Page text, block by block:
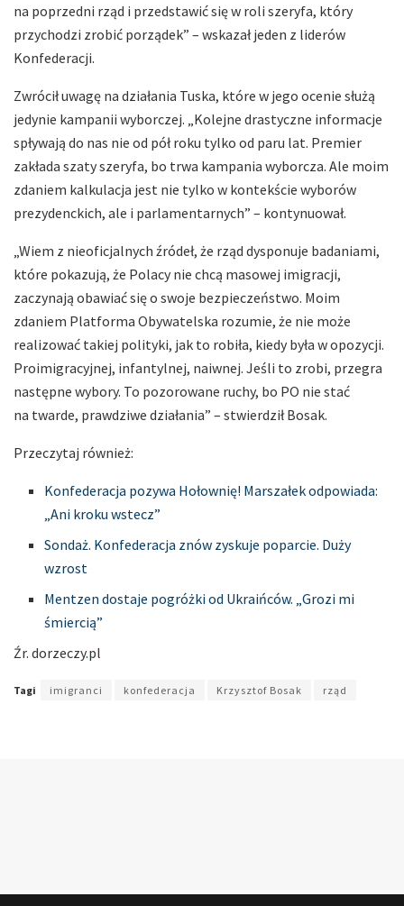
na poprzedni rząd i przedstawić się w roli szeryfa, który
przychodzi zrobić porządek” – wskazał jeden z liderów
Konfederacji.
Zwrócił uwagę na działania Tuska, które w jego ocenie służą
jedynie kampanii wyborczej. „Kolejne drastyczne informacje
spływają do nas nie od pół roku tylko od paru lat. Premier
zakłada szaty szeryfa, bo trwa kampania wyborcza. Ale moim
zdaniem kalkulacja jest nie tylko w kontekście wyborów
prezydenckich, ale i parlamentarnych” – kontynuował.
„Wiem z nieoficjalnych źródeł, że rząd dysponuje badaniami,
które pokazują, że Polacy nie chcą masowej imigracji,
zaczynają obawiać się o swoje bezpieczeństwo. Moim
zdaniem Platforma Obywatelska rozumie, że nie może
realizować takiej polityki, jak to robiła, kiedy była w opozycji.
Proimigracyjnej, infantylnej, naiwnej. Jeśli to zrobi, przegra
następne wybory. To pozorowane ruchy, bo PO nie stać
na twarde, prawdziwe działania” – stwierdził Bosak.
Przeczytaj również:
Konfederacja pozywa Hołownię! Marszałek odpowiada:
„Ani kroku wstecz”
Sondaż. Konfederacja znów zyskuje poparcie. Duży
wzrost
Mentzen dostaje pogróżki od Ukraińców. „Grozi mi
śmiercią”
Źr. dorzeczy.pl
Tagi imigranci konfederacja Krzysztof Bosak rząd